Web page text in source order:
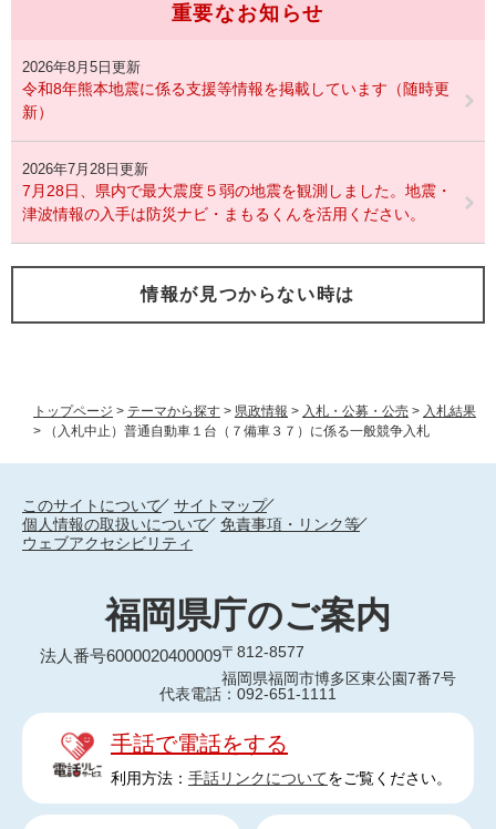
トップページ > テーマから探す > 県政情報 > 入札・公募・公売 > 入札結果
>
（入札中止）普通自動車１台（７備車３７）に係る一般競争入札
重要なお知らせ
2026年8月5日更新
令和8年熊本地震に係る支援等情報を掲載しています（随時更
新）
2026年7月28日更新
7月28日、県内で最大震度５弱の地震を観測しました。地震・
津波情報の入手は防災ナビ・まもるくんを活用ください。
情報が見つからない時は
このサイトについて
サイトマップ
個人情報の取扱いについて
免責事項・リンク等
ウェブアクセシビリティ
福岡県庁のご案内
法人番号6000020400009〒812-8577
福岡県福岡市博多区東公園7番7号
代表電話：092-651-1111
手話で電話をする
利用方法： 手話リンクについてをご覧ください。